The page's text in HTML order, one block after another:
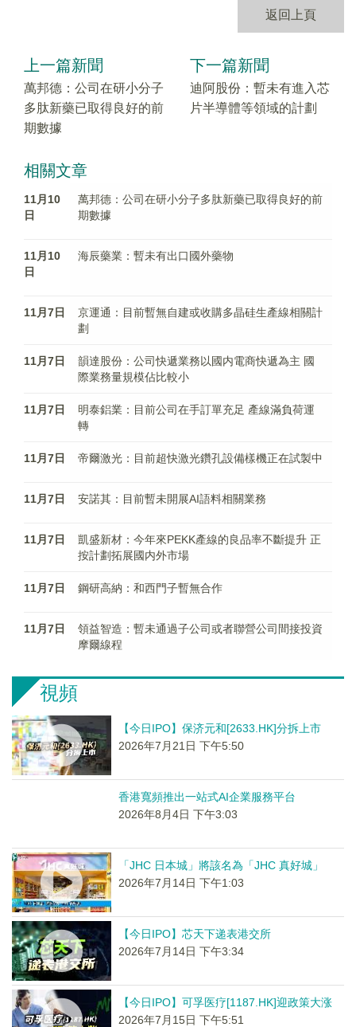
返回上頁
上一篇新聞
萬邦德：公司在研小分子
多肽新藥已取得良好的前
期數據
下一篇新聞
迪阿股份：暫未有進入芯
片半導體等領域的計劃
相關文章
11月10
日
萬邦德：公司在研小分子多肽新藥已取得良好的前
期數據
11月10
日
海辰藥業：暫未有出口國外藥物
11月7日
京運通：目前暫無自建或收購多晶硅生產線相關計
劃
11月7日
韻達股份：公司快遞業務以國内電商快遞為主 國
際業務量規模佔比較小
11月7日
明泰鋁業：目前公司在手訂單充足 產線滿負荷運
轉
11月7日 帝爾激光：目前超快激光鑽孔設備樣機正在試製中
11月7日 安諾其：目前暫未開展AI語料相關業務
11月7日
凱盛新材：今年來PEKK產線的良品率不斷提升 正
按計劃拓展國内外市場
11月7日 鋼研高納：和西門子暫無合作
11月7日
領益智造：暫未通過子公司或者聯營公司間接投資
摩爾線程
視頻
【今日IPO】保济元和[2633.HK]分拆上市
2026年7月21日 下午5:50
香港寬頻推出一站式AI企業服務平台
2026年8月4日 下午3:03
「JHC 日本城」將該名為「JHC 真好城」
2026年7月14日 下午1:03
【今日IPO】芯天下递表港交所
2026年7月14日 下午3:34
【今日IPO】可孚医疗[1187.HK]迎政策大涨
2026年7月15日 下午5:51